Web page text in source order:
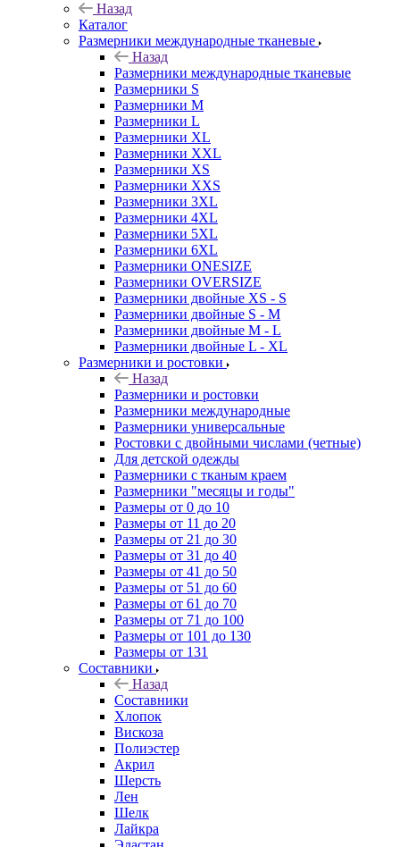
Назад
Каталог
Размерники международные тканевые
Назад
Размерники международные тканевые
Размерники S
Размерники M
Размерники L
Размерники XL
Размерники XXL
Размерники XS
Размерники XXS
Размерники 3XL
Размерники 4XL
Размерники 5XL
Размерники 6XL
Размерники ONESIZE
Размерники OVERSIZE
Размерники двойные XS - S
Размерники двойные S - M
Размерники двойные M - L
Размерники двойные L - XL
Размерники и ростовки
Назад
Размерники и ростовки
Размерники международные
Размерники универсальные
Ростовки с двойными числами (четные)
Для детской одежды
Размерники с тканым краем
Размерники "месяцы и годы"
Размеры от 0 до 10
Размеры от 11 до 20
Размеры от 21 до 30
Размеры от 31 до 40
Размеры от 41 до 50
Размеры от 51 до 60
Размеры от 61 до 70
Размеры от 71 до 100
Размеры от 101 до 130
Размеры от 131
Составники
Назад
Составники
Хлопок
Вискоза
Полиэстер
Акрил
Шерсть
Лен
Шелк
Лайкра